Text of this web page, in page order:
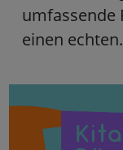
umfassende
einen